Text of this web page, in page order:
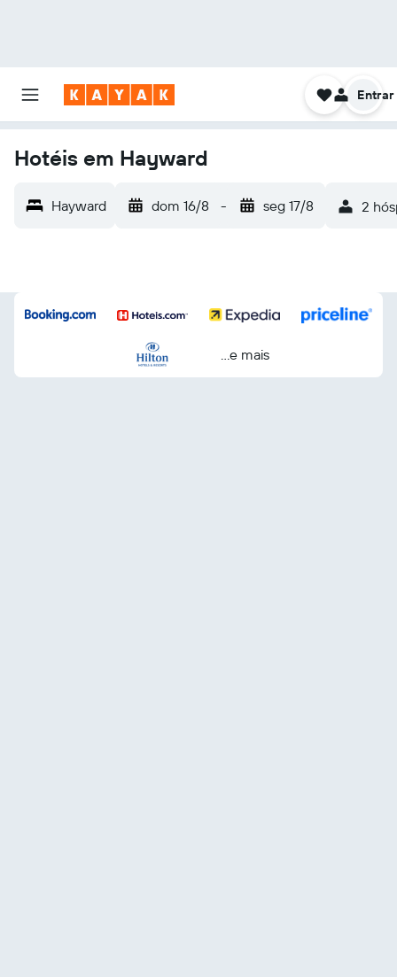
Entrar
Hotéis em Hayward
Hayward dom 16/8 - seg 17/8 2
...e mais